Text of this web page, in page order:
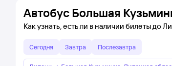
Автобус Большая
Как узнать, есть ли в наличии билеты до
Сегодня Завтра Послезавтра